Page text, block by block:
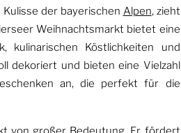
der bayerischen Alpen, zieht
Weihnachtsmarkt bietet eine
kulinarischen Köstlichkeiten und
dekoriert und bieten eine Vielzahl
an, die perfekt für die